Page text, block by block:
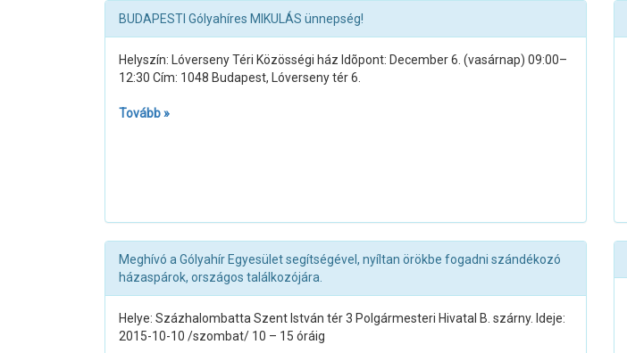
BUDAPESTI Gólyahíres MIKULÁS ünnepség!
Helyszín: Lóverseny Téri Közösségi ház Idõpont: December 6. (vasárnap) 09:00–
12:30 Cím: 1048 Budapest, Lóverseny tér 6.
Tovább »
Meghívó a Gólyahír Egyesület segítségével, nyíltan örökbe fogadni szándékozó
házaspárok, országos találkozójára.
Helye: Százhalombatta Szent István tér 3 Polgármesteri Hivatal B. szárny. Ideje:
2015-10-10 /szombat/ 10 – 15 óráig